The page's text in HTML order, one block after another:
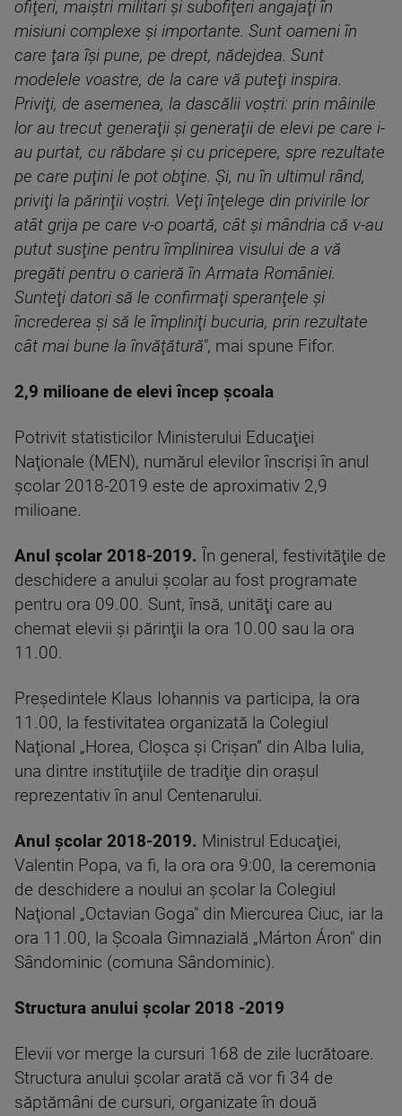
ofiţeri, maiştri militari şi subofiţeri angajaţi în
misiuni complexe şi importante. Sunt oameni în
care ţara îşi pune, pe drept, nădejdea. Sunt
modelele voastre, de la care vă puteţi inspira.
Priviţi, de asemenea, la dascălii voştri: prin mâinile
lor au trecut generaţii şi generaţii de elevi pe care i-
au purtat, cu răbdare şi cu pricepere, spre rezultate
pe care puţini le pot obţine. Şi, nu în ultimul rând,
priviţi la părinţii voştri. Veţi înţelege din privirile lor
atât grija pe care v-o poartă, cât şi mândria că v-au
putut susţine pentru împlinirea visului de a vă
pregăti pentru o carieră în Armata României.
Sunteţi datori să le confirmaţi speranţele şi
încrederea şi să le împliniţi bucuria, prin rezultate
cât mai bune la învăţătură", mai spune Fifor.
2,9 milioane de elevi încep școala
Potrivit statisticilor Ministerului Educaţiei
Naţionale (MEN), numărul elevilor înscrişi în anul
şcolar 2018-2019 este de aproximativ 2,9
milioane.
Anul școlar 2018-2019. În general, festivităţile de
deschidere a anului şcolar au fost programate
pentru ora 09.00. Sunt, însă, unităţi care au
chemat elevii şi părinţii la ora 10.00 sau la ora
11.00.
Preşedintele Klaus Iohannis va participa, la ora
11.00, la festivitatea organizată la Colegiul
Naţional „Horea, Cloşca şi Crişan” din Alba Iulia,
una dintre instituţiile de tradiţie din oraşul
reprezentativ în anul Centenarului.
Anul școlar 2018-2019. Ministrul Educaţiei,
Valentin Popa, va fi, la ora ora 9:00, la ceremonia
de deschidere a noului an şcolar la Colegiul
Naţional „Octavian Goga" din Miercurea Ciuc, iar la
ora 11.00, la Şcoala Gimnazială „Márton Áron" din
Sândominic (comuna Sândominic).
Structura anului şcolar 2018 -2019
Elevii vor merge la cursuri 168 de zile lucrătoare.
Structura anului şcolar arată că vor fi 34 de
săptămâni de cursuri, organizate în două